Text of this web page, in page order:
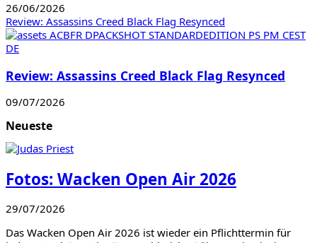
26/06/2026
Review: Assassins Creed Black Flag Resynced
Review: Assassins Creed Black Flag Resynced
09/07/2026
Neueste
Fotos: Wacken Open Air 2026
29/07/2026
Das Wacken Open Air 2026 ist wieder ein Pflichttermin für